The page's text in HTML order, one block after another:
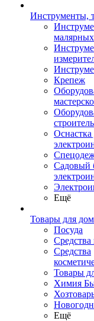
Инструменты,
Крепеж
Оснастка
Садовый
Ещё
Товары для
Посуда
Средства
Товары
Химия
Ещё